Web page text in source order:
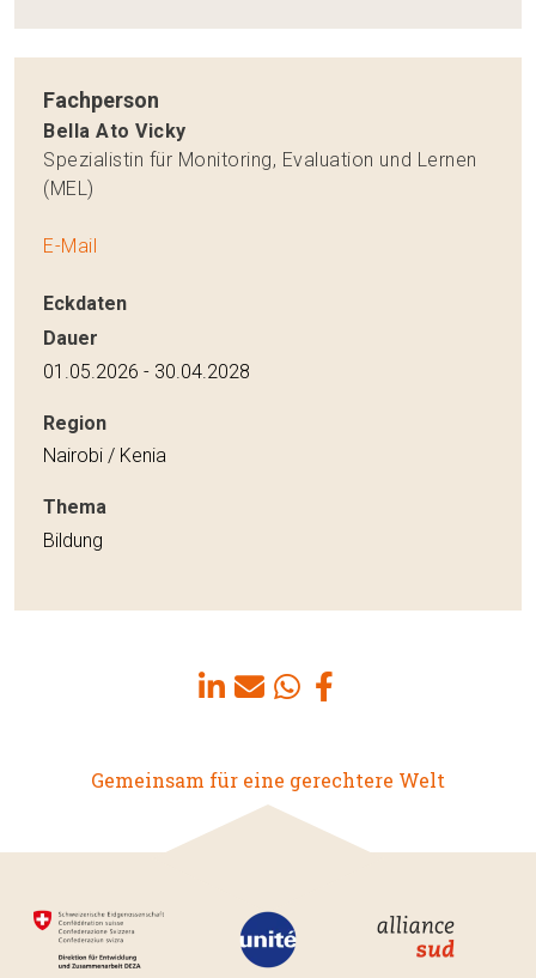
Fachperson
Bella Ato Vicky
Spezialistin für Monitoring, Evaluation und Lernen
(MEL)
E-Mail
Eckdaten
Dauer
01.05.2026 - 30.04.2028
Region
Nairobi / Kenia
Thema
Bildung
Gemeinsam für eine gerechtere Welt